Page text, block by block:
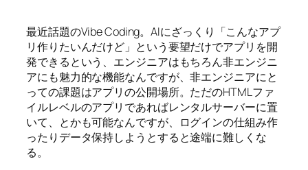
最近話題のVibe Coding。AIにざっくり「こんなアプ
リ作りたいんだけど」という要望だけでアプリを開
発できるという、エンジニアはもちろん非エンジニ
アにも魅力的な機能なんですが、非エンジニアにと
っての課題はアプリの公開場所。ただのHTMLファ
イルレベルのアプリであればレンタルサーバーに置
いて、とかも可能なんですが、ログインの仕組み作
ったりデータ保持しようとすると途端に難しくな
る。